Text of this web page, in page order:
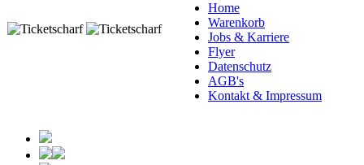
Home
Warenkorb
Jobs & Karriere
Flyer
Datenschutz
AGB's
Kontakt & Impressum